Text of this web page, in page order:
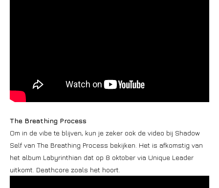
The Breathing Process
Om in de vibe te blijven, kun je zeker ook de video bij Shadow
Self van The Breathing Process bekijken. Het is afkomstig van
het album Labyrinthian dat op 8 oktober via Unique Leader
uitkomt. Deathcore zoals het hoort.